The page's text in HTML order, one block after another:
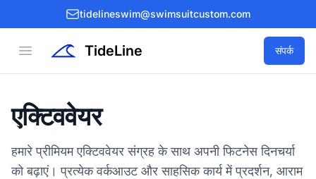
tidelineswim@swimsuitcustom.com
Open menu TideLine संपर्क
एक्टिववेयर
हमारे प्रीमियम एक्टिववेयर संग्रह के साथ अपनी फिटनेस दिनचर्या
को बढ़ाएं। प्रत्येक वर्कआउट और साहसिक कार्य में प्रदर्शन, आराम